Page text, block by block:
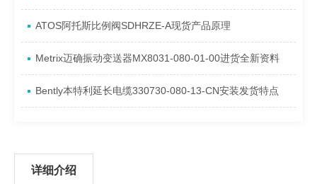
ATOS阿托斯比例阀SDHRZE-A现货产品原理
Metrix迈确振动变送器MX8031-080-01-00进货全新资料
Bently本特利延长电缆330730-080-13-CN安装发货特点
详细介绍